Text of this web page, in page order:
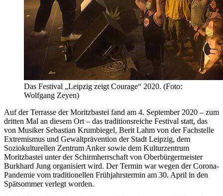
Das Festival „Leipzig zeigt Courage“ 2020. (Foto:
Wolfgang Zeyen)
Auf der Terrasse der Moritzbastei fand am 4. September 2020 – zum
dritten Mal an diesem Ort – das traditionsreiche Festival statt, das
von Musiker Sebastian Krumbiegel, Berit Lahm von der Fachstelle
Extremismus und Gewaltprävention der Stadt Leipzig, dem
Soziokulturellen Zentrum Anker sowie dem Kulturzentrum
Moritzbastei unter der Schirmherrschaft von Oberbürgermeister
Burkhard Jung organisiert wird. Der Termin war wegen der Corona-
Pandemie vom traditionellen Frühjahrstermin am 30. April in den
Spätsommer verlegt worden.